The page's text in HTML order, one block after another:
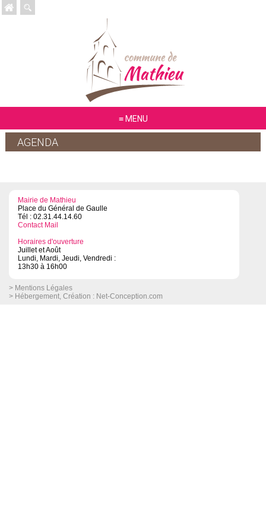
MENU
AGENDA
Mairie de Mathieu
Place du Général de Gaulle
Tél : 02.31.44.14.60
Contact Mail
Horaires d'ouverture
Juillet et Août
Lundi, Mardi, Jeudi, Vendredi :
13h30 à 16h00
> Mentions Légales
> Hébergement, Création : Net-Conception.com